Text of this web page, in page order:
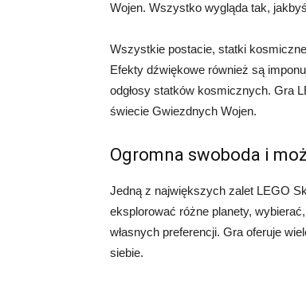
Wojen. Wszystko wygląda tak,
Wszystkie postacie, statki
Efekty dźwiękowe również są
odgłosy statków kosmicznych. Gra
świecie Gwiezdnych Wojen.
Ogromna swoboda i
Jedną z największych zalet LEGO
eksplorować różne planety,
własnych preferencji. Gra oferuje
siebie.